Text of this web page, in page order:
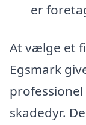
er
At vælge et
Egsmark
skadedyr.